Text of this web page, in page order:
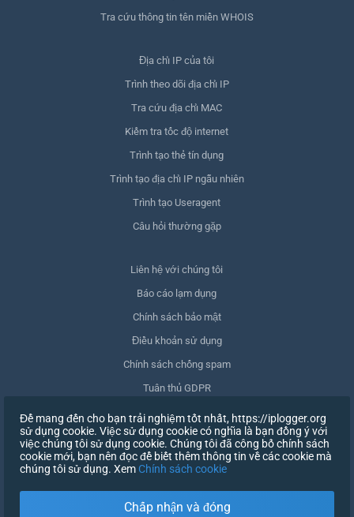
Tra cứu thông tin tên miền WHOIS
Địa chỉ IP của tôi
Trình theo dõi địa chỉ IP
Tra cứu địa chỉ MAC
Kiểm tra tốc độ internet
Trình tạo thẻ tín dụng
Trình tạo địa chỉ IP ngẫu nhiên
Trình tạo Useragent
Câu hỏi thường gặp
Liên hệ với chúng tôi
Báo cáo lạm dụng
Chính sách bảo mật
Điều khoản sử dụng
Chính sách chống spam
Tuân thủ GDPR
Xóa dữ liệu của tôi
Rút lại sự đồng ý
Để mang đến cho bạn trải nghiệm tốt nhất, https://iplogger.org
sử dụng cookie. Việc sử dụng cookie có nghĩa là bạn đồng ý với
việc chúng tôi sử dụng cookie. Chúng tôi đã công bố chính sách
cookie mới, bạn nên đọc để biết thêm thông tin về các cookie mà
chúng tôi sử dụng. Xem Chính sách cookie
Chấp nhận và đóng